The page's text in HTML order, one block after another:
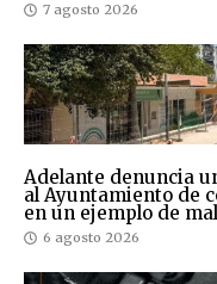
7 agosto 2026
Adelante denuncia
al Ayuntamiento de
en un ejemplo de
6 agosto 2026